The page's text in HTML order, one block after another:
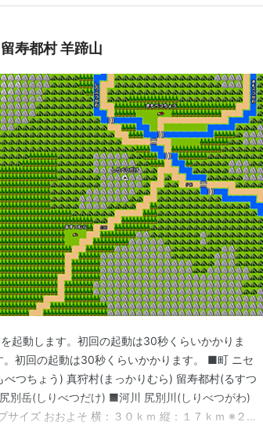
寿都村 羊蹄山
起動します。初回の起動は30秒くらいかかりま
初回の起動は30秒くらいかかります。 ■町 ニセ
つちょう) 真狩村(まっかりむら) 留寿都村(るすつ
別岳(しりべつだけ) ■河川 尻別川(しりべつがわ)
サイズ おおよそ 横：３０ｋｍ 縦：１７ｋｍ ※２イ